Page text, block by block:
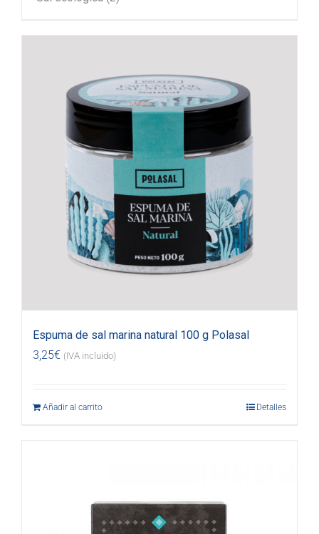
Espuma de sal marina natural 100 g Polasal
3,25€ (IVA incluido)
Añadir al carrito Detalles